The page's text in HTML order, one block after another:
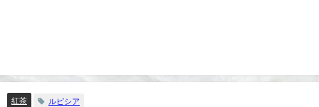
紅茶 ルピシア